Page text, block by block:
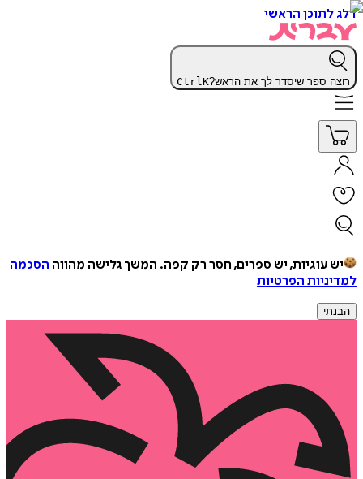
דלג לתוכן הראשי
רוצה ספר שיסדר לך את הראש? CtrlK
יש עוגיות, יש ספרים, חסר רק קפה. המשך גלישה מהווה הסכמה
למדיניות הפרטיות
הבנתי